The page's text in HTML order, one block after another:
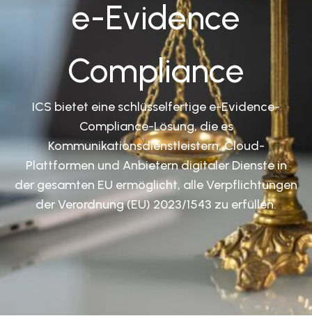
e-Evidence
Compliance
ICS bietet eine schlüsselfertige e-Evidence-
Compliance-Lösung, die es
Kommunikationsdienstleistern, Cloud-
Plattformen und Anbietern digitaler Dienste in
der gesamten EU ermöglicht, alle Verpflichtungen
der Verordnung (EU) 2023/1543 zu erfüllen.